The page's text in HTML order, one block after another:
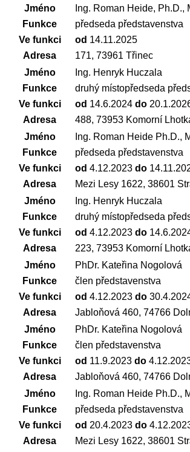
Jméno
Ing. Roman Heide, Ph.D.,
Funkce
předseda představenstva
Ve funkci
od 14.11.2025
Adresa
171, 73961 Třinec
Jméno
Ing. Henryk Huczala
Funkce
druhý místopředseda
Ve funkci
od 14.6.2024 do
Adresa
488, 73953 Komorní
Jméno
Ing. Roman Heide Ph.D.,
Funkce
předseda představenstva
Ve funkci
od 4.12.2023 do
Adresa
Mezi Lesy 1622, 38601
Jméno
Ing. Henryk Huczala
Funkce
druhý místopředseda
Ve funkci
od 4.12.2023 do
Adresa
223, 73953 Komorní
Jméno
PhDr. Kateřina Nogolová
Funkce
člen představenstva
Ve funkci
od 4.12.2023 do
Adresa
Jabloňová 460, 74766
Jméno
PhDr. Kateřina Nogolová
Funkce
člen představenstva
Ve funkci
od 11.9.2023 do
Adresa
Jabloňová 460, 74766
Jméno
Ing. Roman Heide Ph.D.,
Funkce
předseda představenstva
Ve funkci
od 20.4.2023 do
Adresa
Mezi Lesy 1622, 38601